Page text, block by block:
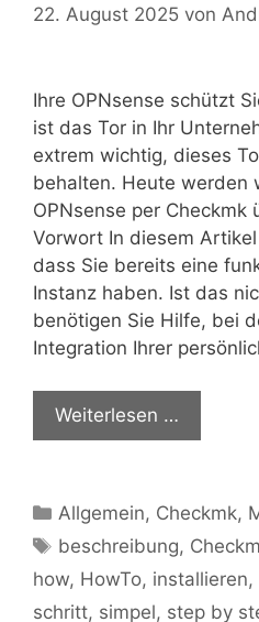
22. August 2025 von
Ihre OPNsense schützt
ist das Tor in Ihr
extrem wichtig, dieses
behalten. Heute werden
OPNsense per Checkmk
Vorwort In diesem
dass Sie bereits eine
Instanz haben. Ist das
benötigen Sie Hilfe, bei
Integration Ihrer
Weiterlesen …
Kategorien
Allgemein, Checkmk,
Schlagwörter
beschreibung,
how, HowTo, installieren,
schritt, simpel, step by